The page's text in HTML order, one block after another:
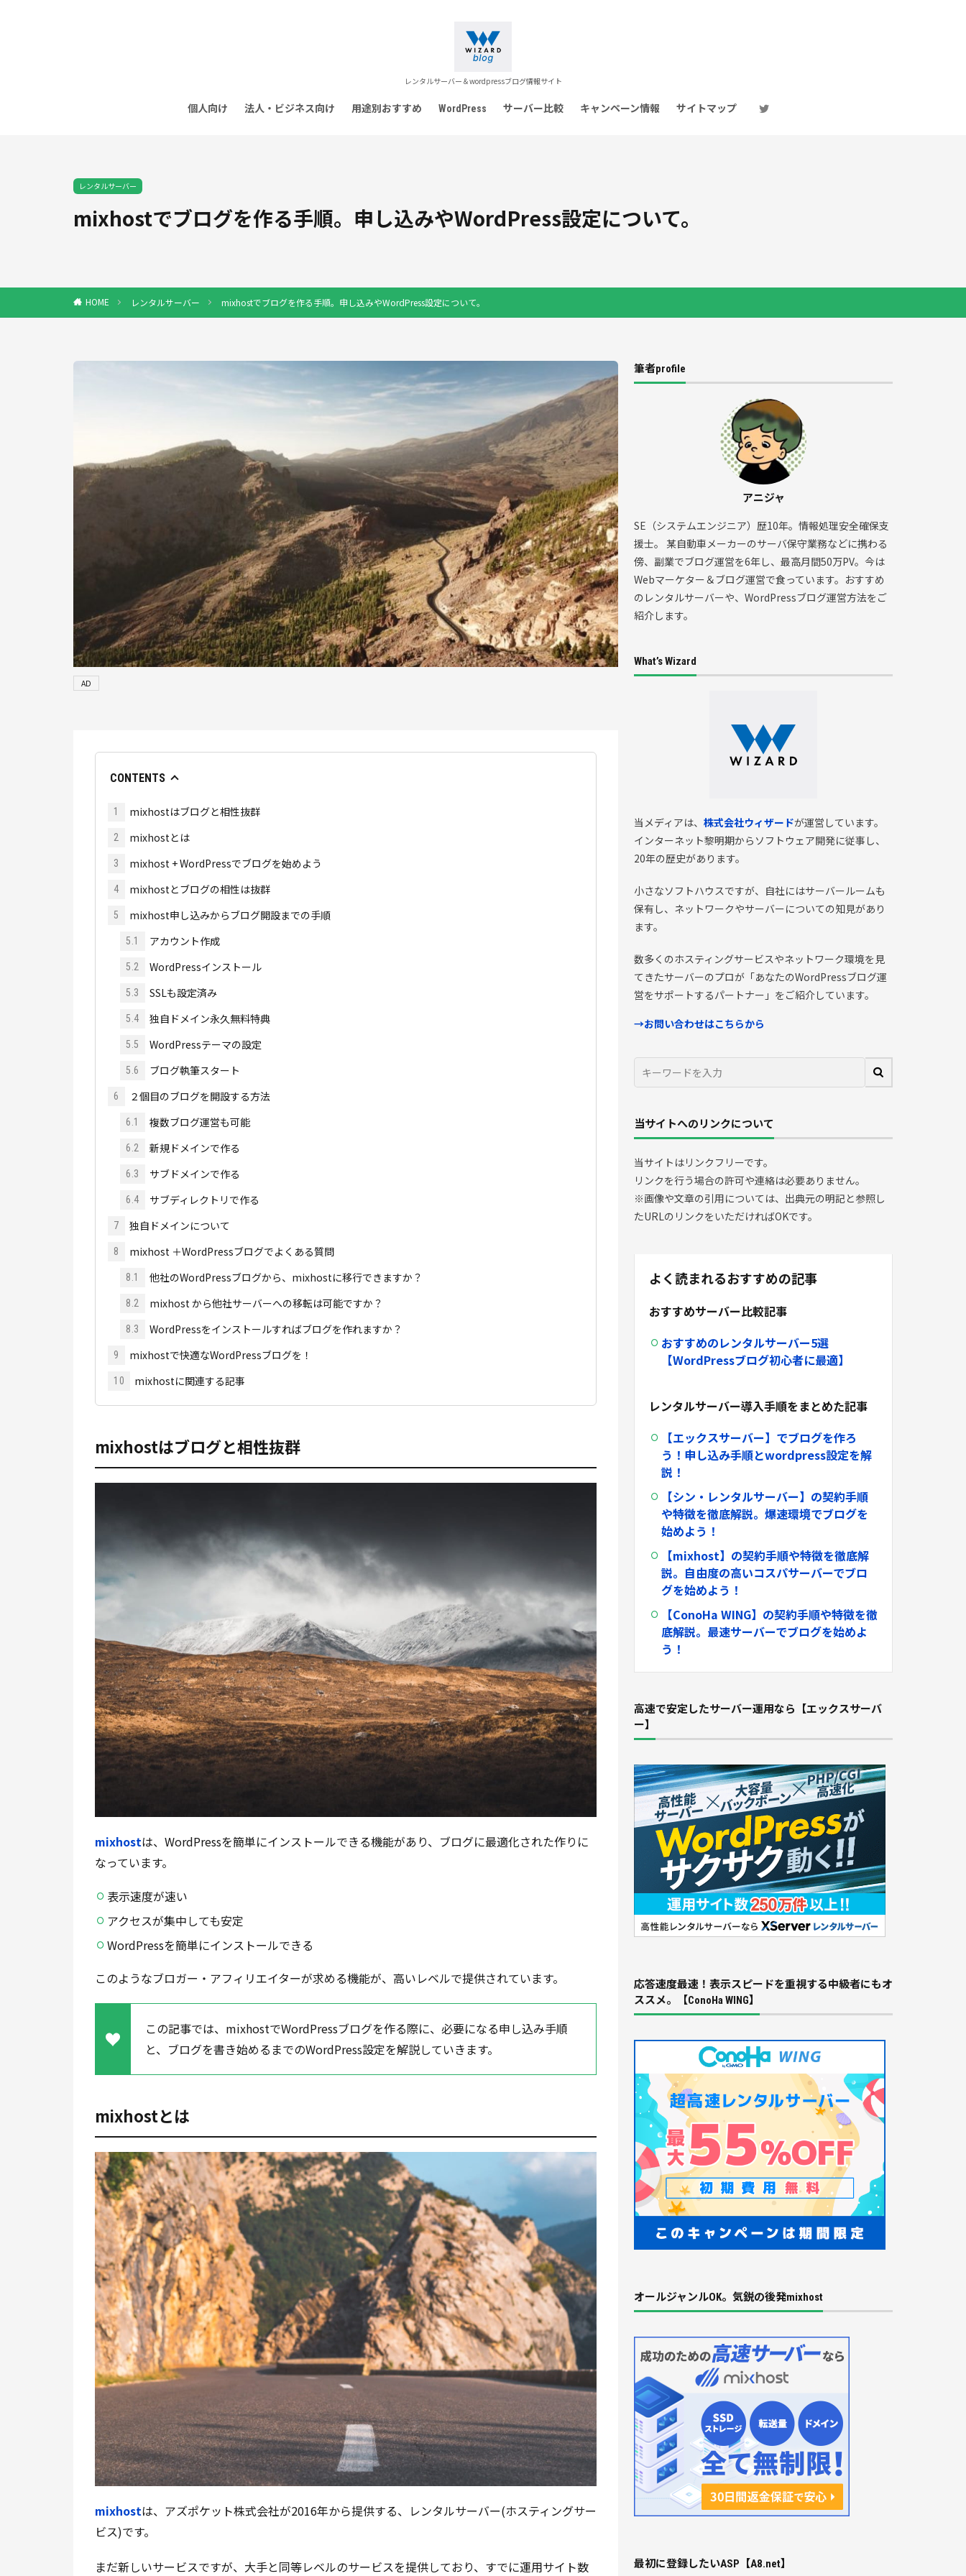
レンタルサーバー＆wordpressブログ情報サイト
個人向け 法人・ビジネス向け 用途別おすすめ WordPress サーバー比較 キャンペーン情報 サイトマップ
レンタルサーバー
mixhostでブログを作る手順。申し込みやWordPress設定について。
HOME レンタルサーバー mixhostでブログを作る手順。申し込みやWordPress設定について。
AD
CONTENTS
1 mixhostはブログと相性抜群
2 mixhostとは
3 mixhost + WordPressでブログを始めよう
4 mixhostとブログの相性は抜群
5 mixhost申し込みからブログ開設までの手順
5.1 アカウント作成
5.2 WordPressインストール
5.3 SSLも設定済み
5.4 独自ドメイン永久無料特典
5.5 WordPressテーマの設定
5.6 ブログ執筆スタート
6 ２個目のブログを開設する方法
6.1 複数ブログ運営も可能
6.2 新規ドメインで作る
6.3 サブドメインで作る
6.4 サブディレクトリで作る
7 独自ドメインについて
8 mixhost ＋WordPressブログでよくある質問
8.1 他社のWordPressブログから、mixhostに移行できますか？
8.2 mixhost から他社サーバーへの移転は可能ですか？
8.3 WordPressをインストールすればブログを作れますか？
9 mixhostで快適なWordPressブログを！
10 mixhostに関連する記事
mixhostはブログと相性抜群
mixhostは、WordPressを簡単にインストールできる機能があり、ブログに最適化された作りに
なっています。
表示速度が速い
アクセスが集中しても安定
WordPressを簡単にインストールできる
このようなブロガー・アフィリエイターが求める機能が、高いレベルで提供されています。
この記事では、mixhostでWordPressブログを作る際に、必要になる申し込み手順
と、ブログを書き始めるまでのWordPress設定を解説していきます。
mixhostとは
mixhostは、アズポケット株式会社が2016年から提供する、レンタルサーバー(ホスティングサー
ビス)です。
まだ新しいサービスですが、大手と同等レベルのサービスを提供しており、すでに運用サイト数
筆者profile
アニジャ
SE（システムエンジニア）歴10年。情報処理安全確保支
援士。 某自動車メーカーのサーバ保守業務などに携わる
傍、副業でブログ運営を6年し、最高月間50万PV。今は
Webマーケター＆ブログ運営で食っています。おすすめ
のレンタルサーバーや、WordPressブログ運営方法をご
紹介します。
What’s Wizard
当メディアは、 株式会社ウィザードが運営しています。
インターネット黎明期からソフトウェア開発に従事し、
20年の歴史があります。
小さなソフトハウスですが、自社にはサーバールームも
保有し、ネットワークやサーバーについての知見があり
ます。
数多くのホスティングサービスやネットワーク環境を見
てきたサーバーのプロが「あなたのWordPressブログ運
営をサポートするパートナー」をご紹介しています。
→お問い合わせはこちらから
当サイトへのリンクについて
当サイトはリンクフリーです。
リンクを行う場合の許可や連絡は必要ありません。
※画像や文章の引用については、出典元の明記と参照し
たURLのリンクをいただければOKです。
よく読まれるおすすめの記事
おすすめサーバー比較記事
おすすめのレンタルサーバー5選
【WordPressブログ初心者に最適】
レンタルサーバー導入手順をまとめた記事
【エックスサーバー】でブログを作ろ
う！申し込み手順とwordpress設定を解
説！
【シン・レンタルサーバー】の契約手順
や特徴を徹底解説。爆速環境でブログを
始めよう！
【mixhost】 の契約手順や特徴を徹底解
説。自由度の高いコスパサーバーでブロ
グを始めよう！
【ConoHa WING】 の契約手順や特徴を徹
底解説。最速サーバーでブログを始めよ
う！
高速で安定したサーバー運用なら【エックスサーバ
ー】
応答速度最速！表示スピードを重視する中級者にもオ
ススメ。【ConoHa WING】
オールジャンルOK。気鋭の後発mixhost
最初に登録したいASP【A8.net】